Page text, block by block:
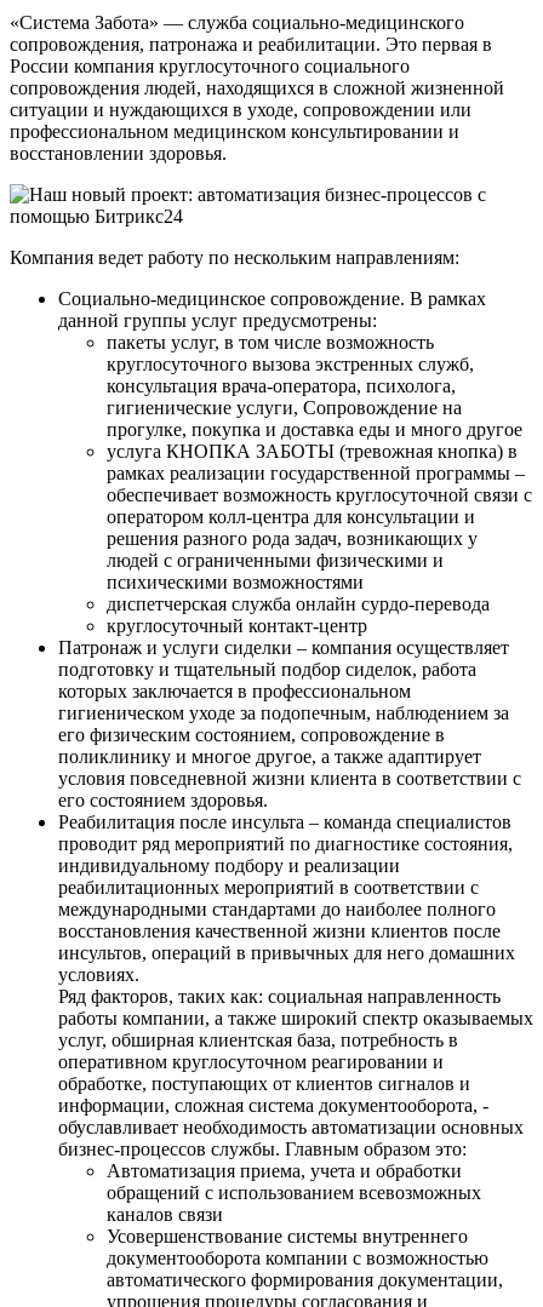
«Система Забота» — служба социально-медицинского
сопровождения, патронажа и реабилитации. Это первая в
России компания круглосуточного социального
сопровождения людей, находящихся в сложной жизненной
ситуации и нуждающихся в уходе, сопровождении или
профессиональном медицинском консультировании и
восстановлении здоровья.
Компания ведет работу по нескольким направлениям:
Социально-медицинское сопровождение. В рамках
данной группы услуг предусмотрены:
пакеты услуг, в том числе возможность
круглосуточного вызова экстренных служб,
консультация врача-оператора, психолога,
гигиенические услуги, Сопровождение на
прогулке, покупка и доставка еды и много другое
услуга КНОПКА ЗАБОТЫ (тревожная кнопка) в
рамках реализации государственной программы –
обеспечивает возможность круглосуточной связи с
оператором колл-центра для консультации и
решения разного рода задач, возникающих у
людей с ограниченными физическими и
психическими возможностями
диспетчерская служба онлайн сурдо-перевода
круглосуточный контакт-центр
Патронаж и услуги сиделки – компания осуществляет
подготовку и тщательный подбор сиделок, работа
которых заключается в профессиональном
гигиеническом уходе за подопечным, наблюдением за
его физическим состоянием, сопровождение в
поликлинику и многое другое, а также адаптирует
условия повседневной жизни клиента в соответствии с
его состоянием здоровья.
Реабилитация после инсульта – команда специалистов
проводит ряд мероприятий по диагностике состояния,
индивидуальному подбору и реализации
реабилитационных мероприятий в соответствии с
международными стандартами до наиболее полного
восстановления качественной жизни клиентов после
инсультов, операций в привычных для него домашних
условиях.
Ряд факторов, таких как: социальная направленность
работы компании, а также широкий спектр оказываемых
услуг, обширная клиентская база, потребность в
оперативном круглосуточном реагировании и
обработке, поступающих от клиентов сигналов и
информации, сложная система документооборота, -
обуславливает необходимость автоматизации основных
бизнес-процессов службы. Главным образом это:
Автоматизация приема, учета и обработки
обращений с использованием всевозможных
каналов связи
Усовершенствование системы внутреннего
документооборота компании с возможностью
автоматического формирования документации,
упрощения процедуры согласования и